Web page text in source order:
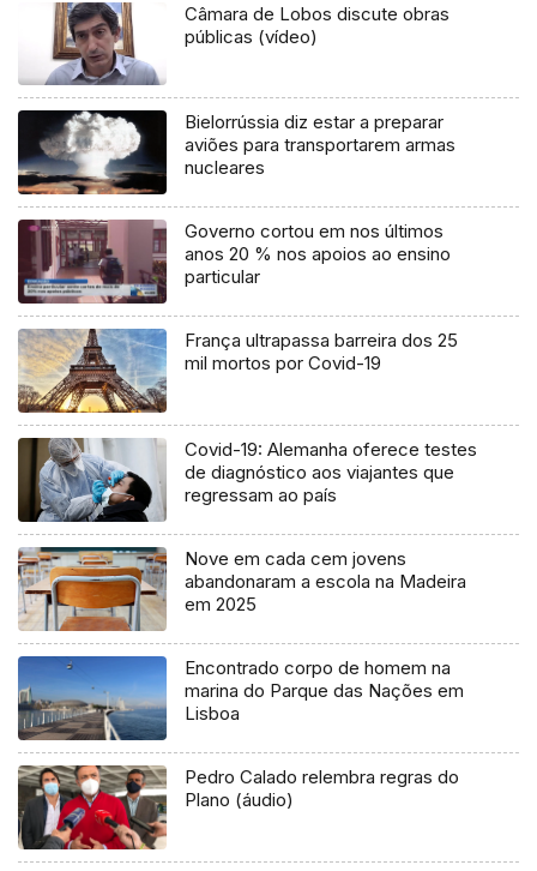
Câmara de Lobos discute obras
públicas (vídeo)
Bielorrússia diz estar a preparar
aviões para transportarem armas
nucleares
Governo cortou em nos últimos
anos 20 % nos apoios ao ensino
particular
França ultrapassa barreira dos 25
mil mortos por Covid-19
Covid-19: Alemanha oferece testes
de diagnóstico aos viajantes que
regressam ao país
Nove em cada cem jovens
abandonaram a escola na Madeira
em 2025
Encontrado corpo de homem na
marina do Parque das Nações em
Lisboa
Pedro Calado relembra regras do
Plano (áudio)